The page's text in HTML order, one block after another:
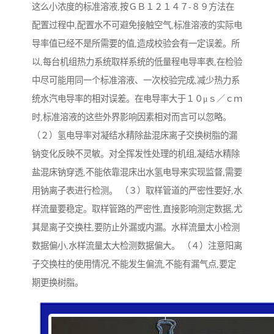
这么小浓度的标准溶液,按ＧＢ１２１４７-８９方法在
配置过程中,配置水不可避免接触空气,标准溶液的实际电
导率值已经不是所需要的值,造成校验会有一定误差。所
以,每台机组热力系统取样系统的低量程电导率表,在检验
中尽可能用同一个标准溶液、一次校验完成,减少热力系
统水汽电导率的相对误差。在电导率大于１０μｓ／ｃｍ
时,标准溶液的这些外界影响因素相对而言可以忽略。
（２）氢电导率对凝结水精除盐混床离子交换树脂的漏
钠变化反映不灵敏。对全挥发性处理的机组,凝结水精除
盐混床钠穿透,不能依靠混床出水氢电导来实现监督,需要
用钠离子表进行检测。 （３）取样管道的严密性要好,水
样流量要稳定。取样管路的严密性,直接影响测定数据,尤
其是离子交换柱,要防止外漏或内漏。水样流量太小检测
数据偏小,水样流量太大检测数据偏大。 （４）注意阳离
子交换柱的使用情况,不能发生偏流,不能有漏气点,要定
期更换树脂。